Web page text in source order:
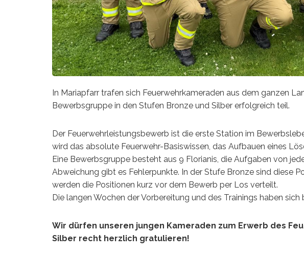
In Mariapfarr trafen sich Feuerwehrkameraden aus dem ganzen
Bewerbsgruppe in den Stufen Bronze und Silber erfolgreich teil.
Der Feuerwehrleistungsbewerb ist die erste Station im
wird das absolute Feuerwehr-Basiswissen, das Aufbauen eines
Eine Bewerbsgruppe besteht aus 9 Florianis, die Aufgaben von
Abweichung gibt es Fehlerpunkte. In der Stufe Bronze sind diese
werden die Positionen kurz vor dem Bewerb per Los verteilt.
Die langen Wochen der Vorbereitung und des Trainings haben
Wir dürfen unseren jungen Kameraden zum Erwerb des
Silber recht herzlich gratulieren!